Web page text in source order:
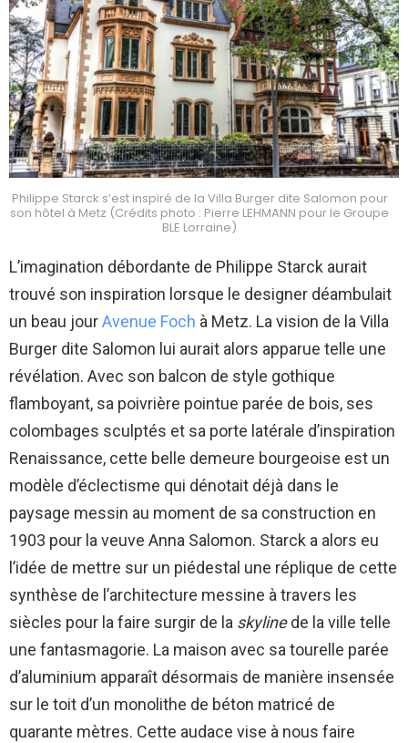
Philippe Starck s’est inspiré de la Villa Burger dite Salomon pour
son hôtel à Metz (Crédits photo : Pierre LEHMANN pour le Groupe
BLE Lorraine)
L’imagination débordante de Philippe Starck aurait
trouvé son inspiration lorsque le designer déambulait
un beau jourAvenue Foch à Metz. La vision de la Villa
Burger dite Salomon lui aurait alors apparue telle une
révélation. Avec son balcon de style gothique
flamboyant, sa poivrière pointue parée de bois, ses
colombages sculptés et sa porte latérale d’inspiration
Renaissance, cette belle demeure bourgeoise est un
modèle d’éclectisme qui dénotait déjà dans le
paysage messin au moment de sa construction en
1903 pour la veuve Anna Salomon. Starck a alors eu
l’idée de mettre sur un piédestal une réplique de cette
synthèse de l’architecture messine à travers les
siècles pour la faire surgir de la skylinede la ville telle
une fantasmagorie. La maison avec sa tourelle parée
d’aluminium apparaît désormais de manière insensée
sur le toit d’un monolithe de béton matricé de
quarante mètres. Cette audace vise à nous faire